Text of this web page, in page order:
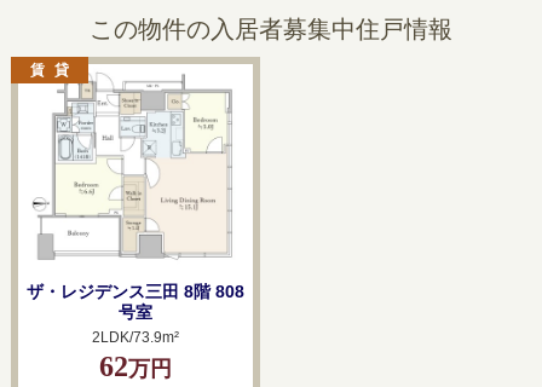
この物件の入居者募集中住戸情報
ザ・レジデンス三田 8階 808
号室
2LDK/73.9m²
62万円